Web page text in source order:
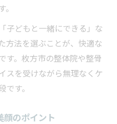
子どもと一緒にできる」な
方法を選ぶことが、快適な
す。枚方市の整体院や整骨
スを受けながら無理なくケ
です。
顔のポイント